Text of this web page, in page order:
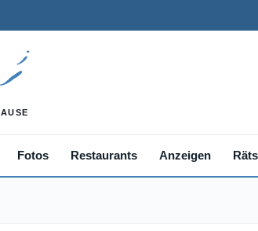
Fotos Restaurants Anzeigen